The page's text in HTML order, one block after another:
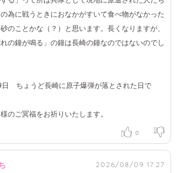
為に戦うときにおなかがすいて食べ物がなかった
のことかな（？）と思います。長くなりますが、
の鐘が鳴る」の鐘は長崎の鐘なのではないのでし
日 ちょうど長崎に原子爆弾が落とされた日で
のご冥福をお祈りいたします。
0
2026/08/09 17:27